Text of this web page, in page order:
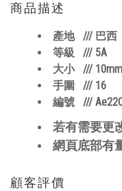
商品描述
產地 /// 巴西
等級 /// 5A
大小 /// 10mm
手圍 /// 16
編號 ///
若有需要更
網頁底部有
顧客評價